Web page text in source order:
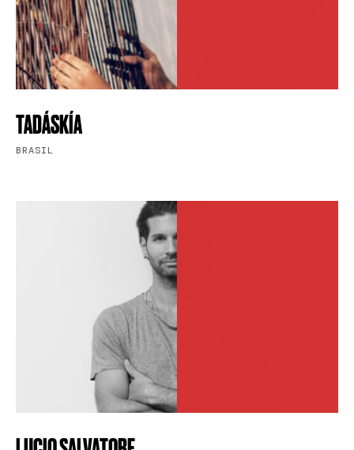
TADÁSKÍA
BRASIL